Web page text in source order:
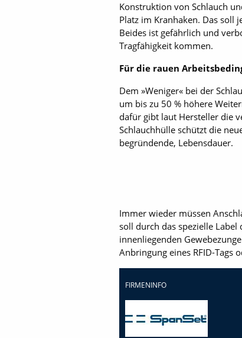
Konstruktion von Schlauch
Platz im Kranhaken. Das soll
Beides ist gefährlich und
Tragfähigkeit kommen.
Für die rauen
Dem »Weniger« bei der
um bis zu 50 % höhere
dafür gibt laut Hersteller die
Schlauchhülle schützt die
begründende, Lebensdauer.
Immer wieder müssen
soll durch das spezielle
innenliegenden
Anbringung eines RFID-
FIRMENINFO